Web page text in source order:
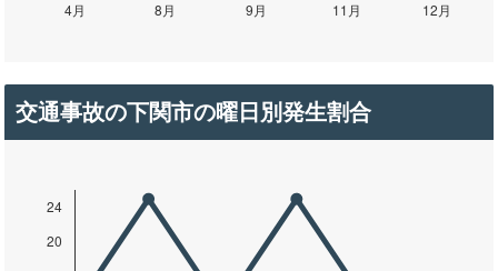
交通事故の下関市の曜日別発生割合